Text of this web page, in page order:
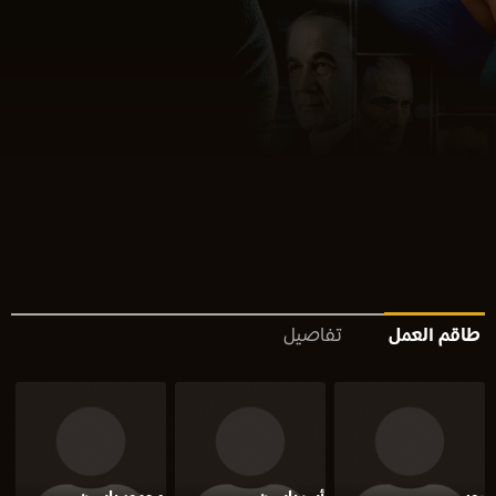
طاقم العمل تفاصيل